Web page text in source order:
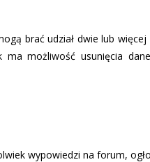
brać udział dwie lub
możliwość usunięcia
wypowiedzi na forum,